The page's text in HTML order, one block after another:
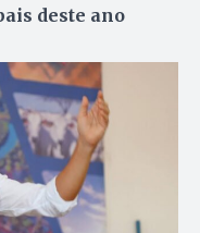
deste ano